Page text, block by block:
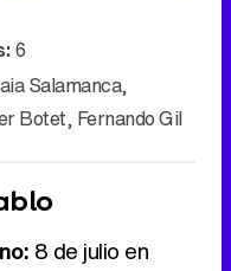
6
Salamanca,
Botet, Fernando Gil
8 de julio en